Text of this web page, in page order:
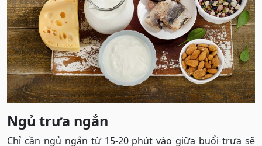
Ngủ trưa ngắn
Chỉ cần ngủ ngắn từ 15-20 phút vào giữa buổi trưa sẽ